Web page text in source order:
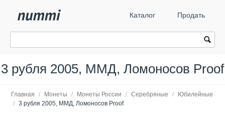
Каталог Продать
3 рубля 2005, ММД, Ломоносов Proof
Главная / Монеты / Монеты России / Серебряные /
Юбилейные
/ 3 рубля 2005, ММД, Ломоносов Proof